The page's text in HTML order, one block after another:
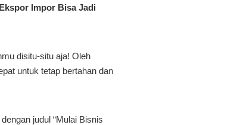
Impor Bisa Jadi
disitu-situ aja! Oleh
untuk tetap bertahan dan
judul “Mulai Bisnis